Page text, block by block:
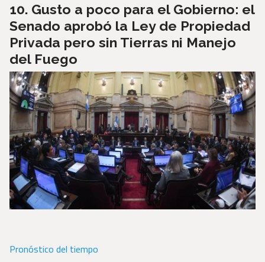
Gusto a poco para el Gobierno: el
Senado aprobó la Ley de Propiedad
Privada pero sin Tierras ni Manejo
del Fuego
Pronóstico del tiempo